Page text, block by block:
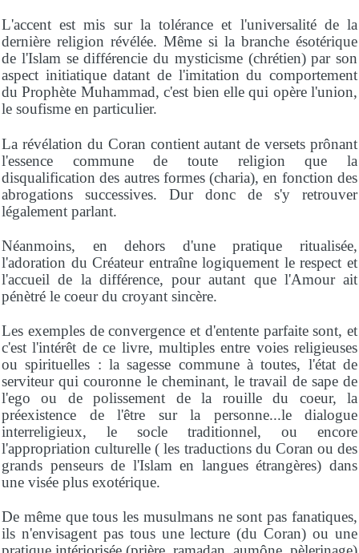
L'accent est mis sur la tolérance et l'universalité de la
dernière religion révélée. Même si la branche ésotérique
de l'Islam se différencie du mysticisme (chrétien) par son
aspect initiatique datant de l'imitation du comportement
du Prophète Muhammad, c'est bien elle qui opère l'union,
le soufisme en particulier.
La révélation du Coran contient autant de versets prônant
l'essence commune de toute religion que la
disqualification des autres formes (charia), en fonction des
abrogations successives. Dur donc de s'y retrouver
légalement parlant.
Néanmoins, en dehors d'une pratique ritualisée,
l'adoration du Créateur entraîne logiquement le respect et
l'accueil de la différence, pour autant que l'Amour ait
pénètré le coeur du croyant sincère.
Les exemples de convergence et d'entente parfaite sont, et
c'est l'intérêt de ce livre, multiples entre voies religieuses
ou spirituelles : la sagesse commune à toutes, l'état de
serviteur qui couronne le cheminant, le travail de sape de
l'ego ou de polissement de la rouille du coeur, la
préexistence de l'être sur la personne...le dialogue
interreligieux, le socle traditionnel, ou encore
l'appropriation culturelle ( les traductions du Coran ou des
grands penseurs de l'Islam en langues étrangères) dans
une visée plus exotérique.
De même que tous les musulmans ne sont pas fanatiques,
ils n'envisagent pas tous une lecture (du Coran) ou une